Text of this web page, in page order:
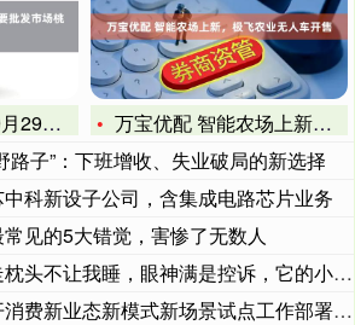
价格行情
万宝优配 智能农场上新，极飞农业无人车开售
路子”：下班增收、失业破局的新选择
科新设子公司，含集成电路芯片业务
见的5大错觉，害惨了无数人
不让我睡，眼神满是控诉，它的小心思太可
新业态新模式新场景试点工作部署推进视频